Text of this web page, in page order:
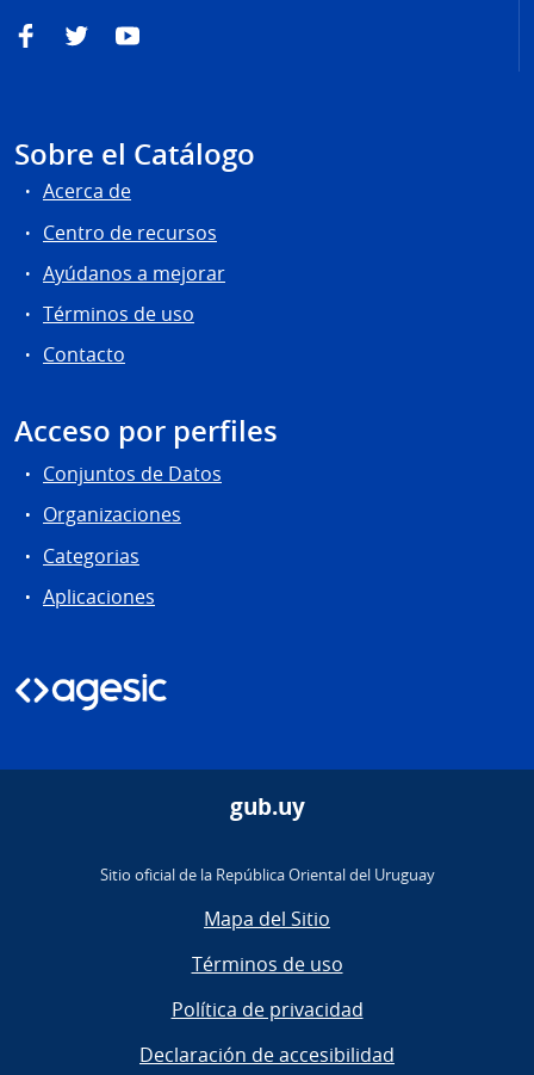
FacebookTwitterYouTube
Sobre el Catálogo
Acerca de
Centro de recursos
Ayúdanos a mejorar
Términos de uso
Contacto
Acceso por perfiles
Conjuntos de Datos
Organizaciones
Categorias
Aplicaciones
gub.uy
Sitio oficial de la República Oriental del Uruguay
Mapa del Sitio
Términos de uso
Política de privacidad
Declaración de accesibilidad